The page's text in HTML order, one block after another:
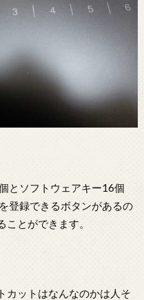
とソフトウェアキー16個
登録できるボタンがあるの
とができます。
カットはなんなのかは人そ